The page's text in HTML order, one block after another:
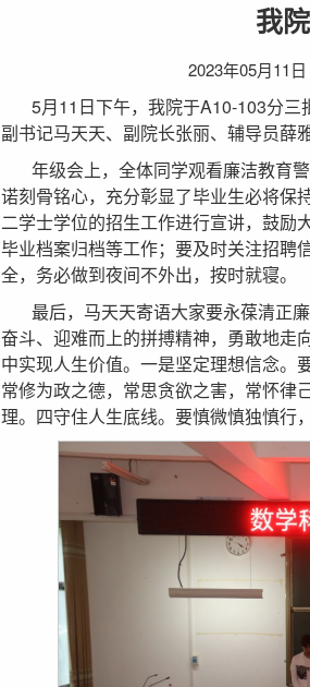
我
2023年05月11
5月11日下午，我院于A10-103分三
副书记马天天、副院长张丽、辅导员薛
年级会上，全体同学观看廉洁教育
诺刻骨铭心，充分彰显了毕业生必将保
二学士学位的招生工作进行宣讲，鼓励
毕业档案归档等工作；要及时关注招聘
全，务必做到夜间不外出，按时就寝。
最后，马天天寄语大家要永葆清正
奋斗、迎难而上的拼搏精神，勇敢地走
中实现人生价值。一是坚定理想信念。
常修为政之德，常思贪欲之害，常怀律
理。四守住人生底线。要慎微慎独慎行